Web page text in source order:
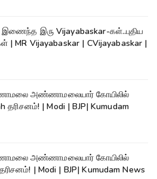
இணைந்த இரு Vijayabaskar-கள்..புதிய
| MR Vijayabaskar | CVijayabaskar |
அண்ணாமலையார் கோயிலில்
| Modi | BJP| Kumudam
அண்ணாமலையார் கோயிலில்
| Modi | BJP| Kumudam News